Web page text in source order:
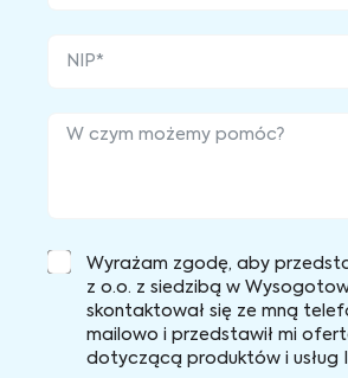
Wyrażam zgodę, aby
z o.o. z siedzibą w
skontaktował się ze mną
mailowo i przedstawił mi
dotyczącą produktów i usług